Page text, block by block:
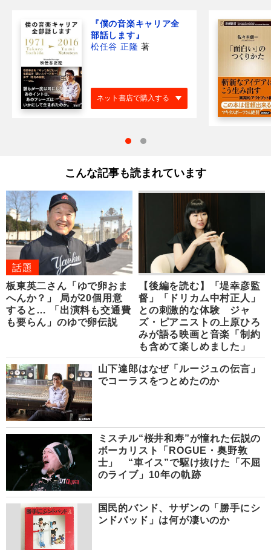
『僕の音楽キャリア全
部話します』
松任谷 正隆 著
ネット書店で購入する
こんな記事も読まれています
話題
板東英二さん「ゆで卵おま
へんか？」 局が20個用意
すると… 「出演料も交通費
も要らん」のゆで卵伝説
【後編を読む】「堤幸彦監
督」「ドリカム中村正人」
との刺激的な体験 ジャ
ズ・ピアニストの上原ひろ
みが語る映画と音楽「制約
も含めて楽しめました」
山下達郎はなぜ「ルージュの伝言」
でコーラスをつとめたのか
ミスチル“桜井和寿”が憧れた伝説の
ボーカリスト「ROGUE・奥野敦
士」 “車イス”で駆け抜けた「不屈
のライブ」10年の軌跡
国民的バンド、サザンの「勝手にシ
ンドバッド」は何が凄いのか